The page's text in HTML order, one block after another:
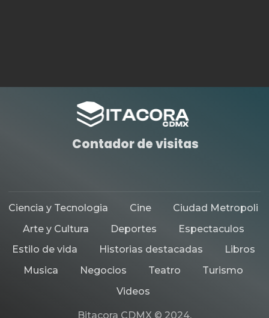
Contador de visitas
Ciencia y Tecnologia Cine
Ciudad Metropoli
Arte y Cultura
Deportes
Espectaculos
Estilo de vida
Historias destacadas
Libros
Musica
Negocios Teatro
Turismo
Videos
Bitacora CDMX © 2024.